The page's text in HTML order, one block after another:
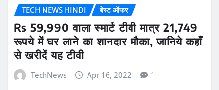
TECH NEWS HINDI बेस्ट ऑफर
Rs 59,990 वाला स्मार्ट टीवी मात्र 21,749
रूपये में घर लाने का शानदार मौका, जानिये कहाँ
से खरीदें यह टीवी
TechNews Apr 16, 2022 1